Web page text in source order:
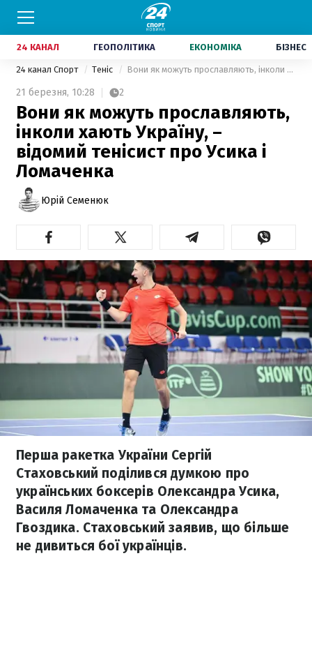
24 КАНАЛ ГЕОПОЛІТИКА ЕКОНОМІКА БІЗНЕС
24 канал Спорт Теніс Вони як можуть прославляють, інколи хають Україну, – відомий тенісист про Усика і Ломаченка
21 березня, 10:28 2
Вони як можуть прославляють,
інколи хають Україну, –
відомий тенісист про Усика і
Ломаченка
Юрій Семенюк
Перша ракетка України Сергій
Стаховський поділився думкою про
українських боксерів Олександра Усика,
Василя Ломаченка та Олександра
Гвоздика. Стаховський заявив, що більше
не дивиться бої українців.